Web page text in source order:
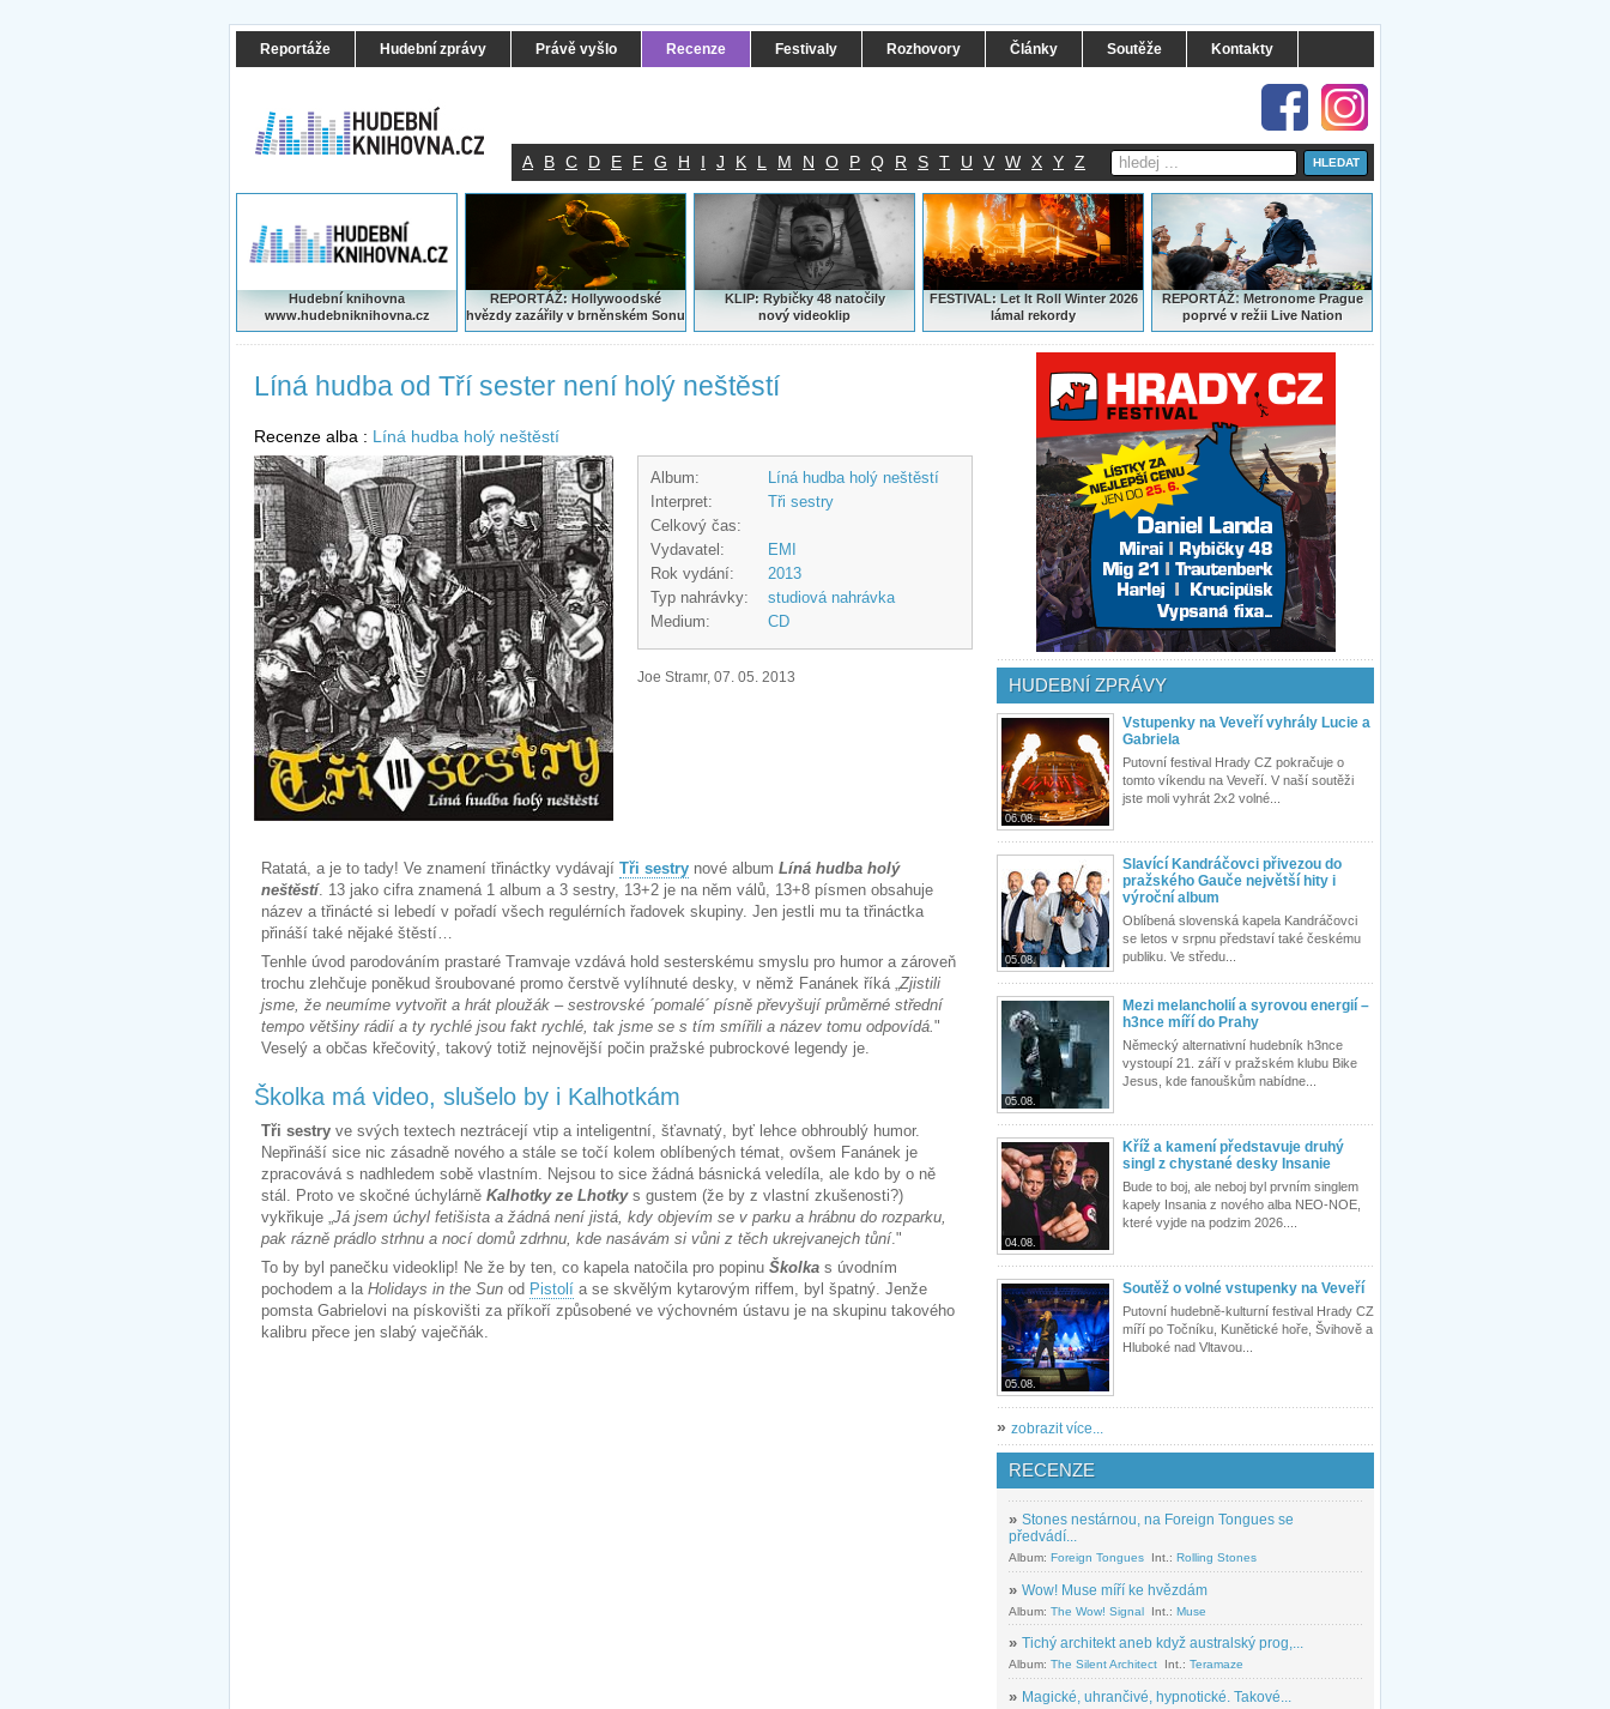
Reportáže Hudební zprávy Právě vyšlo Recenze Festivaly Rozhovory Články Soutěže Kontakty
A B C D E F G H I J K L M N O P Q R S T U V W X Y Z
Hudební knihovna
www.hudebniknihovna.cz
REPORTÁŽ: Hollywoodské
hvězdy zazářily v brněnském Sonu
KLIP: Rybičky 48 natočily
nový videoklip
FESTIVAL: Let It Roll Winter 2026
lámal rekordy
REPORTÁŽ:Metronome Prague
poprvé v režii Live Nation
Líná hudba od Tří sester není holý neštěstí
Recenze alba : Líná hudba holý neštěstí
Album:
Líná hudba holý neštěstí
Interpret:
Tři sestry
Celkový čas:
Vydavatel:
EMI
Rok vydání:
2013
Typ nahrávky:
studiová nahrávka
Medium:
CD
Joe Stramr, 07. 05. 2013
Ratatá, a je to tady! Ve znamení třináctky vydávají Tři sestry nové album Líná hudba holý
neštěstí. 13 jako cifra znamená 1 album a 3 sestry, 13+2 je na něm válů, 13+8 písmen obsahuje
název a třinácté si lebedí v pořadí všech regulérních řadovek skupiny. Jen jestli mu ta třináctka
přináší také nějaké štěstí…
Tenhle úvod parodováním prastaré Tramvaje vzdává hold sesterskému smyslu pro humor a zároveň
trochu zlehčuje poněkud šroubované promo čerstvě vylíhnuté desky, v němž Fanánek říká „Zjistili
jsme, že neumíme vytvořit a hrát ploužák – sestrovské ´pomalé´ písně převyšují průměrné střední
tempo většiny rádií a ty rychlé jsou fakt rychlé, tak jsme se s tím smířili a název tomu odpovídá."
Veselý a občas křečovitý, takový totiž nejnovější počin pražské pubrockové legendy je.
Školka má video, slušelo by i Kalhotkám
Tři sestry ve svých textech neztrácejí vtip a inteligentní, šťavnatý, byť lehce obhroublý humor.
Nepřináší sice nic zásadně nového a stále se točí kolem oblíbených témat, ovšem Fanánek je
zpracovává s nadhledem sobě vlastním. Nejsou to sice žádná básnická veledíla, ale kdo by o ně
stál. Proto ve skočné úchylárně Kalhotky ze Lhotkys gustem (že by z vlastní zkušenosti?)
vykřikuje „Já jsem úchyl fetišista a žádná není jistá, kdy objevím se v parku a hrábnu do rozparku,
pak rázně prádlo strhnu a nocí domů zdrhnu, kde nasávám si vůni z těch ukrejvanejch tůní."
To by byl panečku videoklip! Ne že by ten, co kapela natočila pro popinu Školka s úvodním
pochodem a la Holidays in the Sun od Pistolí a se skvělým kytarovým riffem, byl špatný. Jenže
pomsta Gabrielovi na pískovišti za příkoří způsobené ve výchovném ústavu je na skupinu takového
kalibru přece jen slabý vaječňák.
HUDEBNÍ ZPRÁVY
06.08.
Vstupenky na Veveří vyhrály Lucie a
Gabriela
Putovní festival Hrady CZ pokračuje o
tomto víkendu na Veveří. V naší soutěži
jste moli vyhrát 2x2 volné...
05.08.
Slavící Kandráčovci přivezou do
pražského Gauče největší hity i
výroční album
Oblíbená slovenská kapela Kandráčovci
se letos v srpnu představí také českému
publiku. Ve středu...
05.08.
Mezi melancholií a syrovou energií –
h3nce míří do Prahy
Německý alternativní hudebník h3nce
vystoupí 21. září v pražském klubu Bike
Jesus, kde fanouškům nabídne...
04.08.
Kříž a kamení představuje druhý
singl z chystané desky Insanie
Bude to boj, ale neboj byl prvním singlem
kapely Insania z nového alba NEO-NOE,
které vyjde na podzim 2026....
05.08.
Soutěž o volné vstupenky na Veveří
Putovní hudebně-kulturní festival Hrady CZ
míří po Točníku, Kunětické hoře, Švihově a
Hluboké nad Vltavou...
» zobrazit více...
RECENZE
» Stones nestárnou, na Foreign Tongues se
předvádí...
Album: Foreign Tongues Int.: Rolling Stones
» Wow! Muse míří ke hvězdám
Album: The Wow! Signal Int.: Muse
» Tichý architekt aneb když australský prog,...
Album: The Silent Architect Int.: Teramaze
» Magické, uhrančivé, hypnotické. Takové...